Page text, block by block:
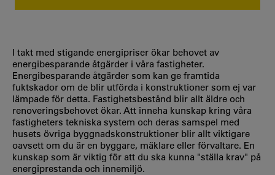
I takt med stigande energipriser ökar behovet av
energibesparande åtgärder i våra fastigheter.
Energibesparande åtgärder som kan ge framtida
fuktskador om de blir utförda i konstruktioner som ej var
lämpade för detta. Fastighetsbestånd blir allt äldre och
renoveringsbehovet ökar. Att inneha kunskap kring våra
fastigheters tekniska system och deras samspel med
husets övriga byggnadskonstruktioner blir allt viktigare
oavsett om du är en byggare, mäklare eller förvaltare. En
kunskap som är viktig för att du ska kunna "ställa krav" på
energiprestanda och innemiljö.